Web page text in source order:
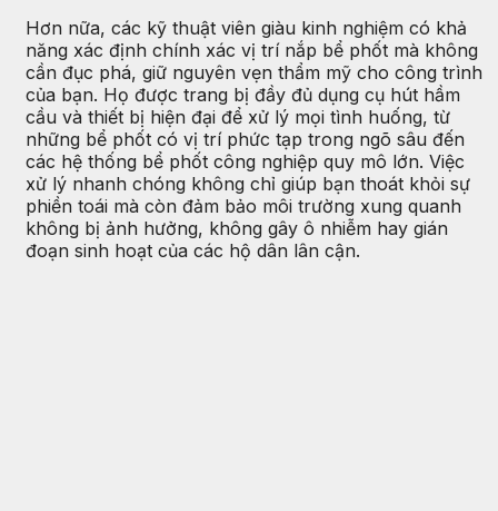
Hơn nữa, các kỹ thuật viên giàu kinh nghiệm có khả
năng xác định chính xác vị trí nắp bể phốt mà không
cần đục phá, giữ nguyên vẹn thẩm mỹ cho công trình
của bạn. Họ được trang bị đầy đủ dụng cụ hút hầm
cầu và thiết bị hiện đại để xử lý mọi tình huống, từ
những bể phốt có vị trí phức tạp trong ngõ sâu đến
các hệ thống bể phốt công nghiệp quy mô lớn. Việc
xử lý nhanh chóng không chỉ giúp bạn thoát khỏi sự
phiền toái mà còn đảm bảo môi trường xung quanh
không bị ảnh hưởng, không gây ô nhiễm hay gián
đoạn sinh hoạt của các hộ dân lân cận.